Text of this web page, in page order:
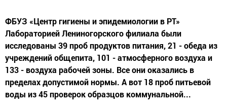
ФБУЗ «Центр гигиены и эпидемиологии в РТ»
Лабораторией Лениногорского филиала были
исследованы 39 проб продуктов питания, 21 - обеда из
учреждений общепита, 101 - атмосферного воздуха и
133 - воздуха рабочей зоны. Все они оказались в
пределах допустимой нормы. А вот 18 проб питьевой
воды из 45 проверок образцов коммунальной...